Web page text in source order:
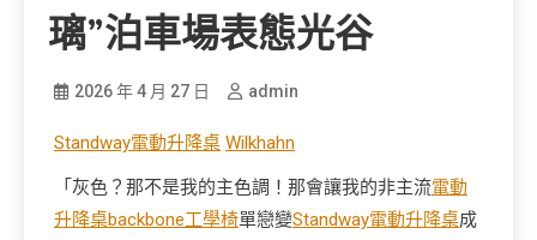
璃”泊車場表態光谷
2026 年 4 月 27 日 admin
Standway電動升降桌 Wilkhahn
「灰色？那不是我的主色調！那會讓我的非主流電動
升降桌backbone工學椅單戀變Standway電動升降桌成